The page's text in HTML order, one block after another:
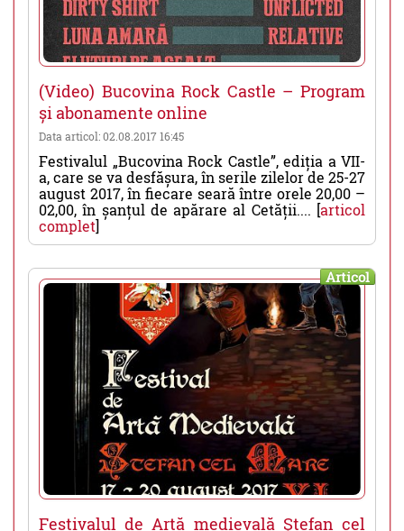
(Video) Bucovina Rock Castle – Program
și abonamente online
Data articol: 02.08.2017 16:45
Festivalul „Bucovina Rock Castle”, ediția a VII-
a, care se va desfășura, în serile zilelor de 25-27
august 2017, în fiecare seară între orele 20,00 –
02,00, în șanțul de apărare al Cetății.... [articol
complet]
Articol
Festivalul de Artă medievală Ștefan cel